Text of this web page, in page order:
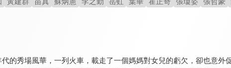
代的秀場風華，一列火車，載走了一個媽媽對女兒的虧欠，卻也意